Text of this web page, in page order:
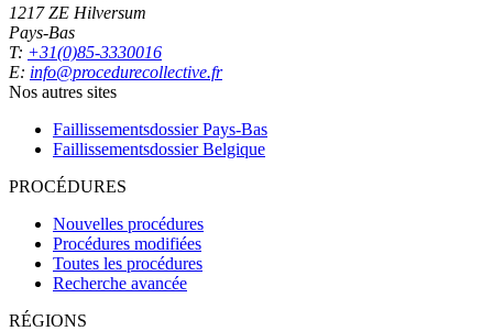
1217 ZE Hilversum
Pays-Bas
T: +31(0)85-3330016
E: info@procedurecollective.fr
Nos autres sites
Faillissementsdossier Pays-Bas
Faillissementsdossier Belgique
PROCÉDURES
Nouvelles procédures
Procédures modifiées
Toutes les procédures
Recherche avancée
RÉGIONS